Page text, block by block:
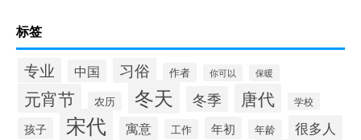
标签
专业 中国 习俗 作者 你可以 保暖
元宵节 农历 冬天 冬季 唐代 学校
孩子 宋代 寓意 工作 年初 年龄 很多人